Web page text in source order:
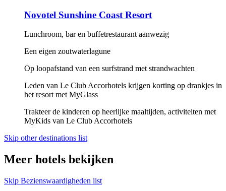
Novotel Sunshine Coast Resort
Lunchroom, bar en buffetrestaurant aanwezig
Een eigen zoutwaterlagune
Op loopafstand van een surfstrand met strandwachten
Leden van Le Club Accorhotels krijgen korting op drankjes in
het resort met MyGlass
Trakteer de kinderen op heerlijke maaltijden, activiteiten met
MyKids van Le Club Accorhotels
Skip other destinations list
Meer hotels bekijken
Skip Bezienswaardigheden list